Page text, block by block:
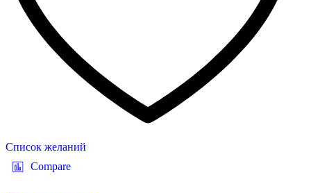
Список желаний
Compare